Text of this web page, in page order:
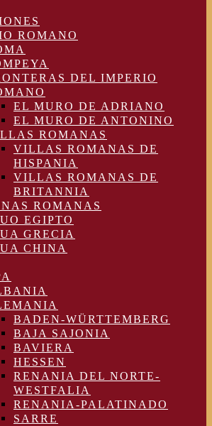
ROMANO
DEL IMPERIO
EL MURO DE ADRIANO
EL MURO DE ANTONINO
ROMANAS
VILLAS ROMANAS DE
HISPANIA
VILLAS ROMANAS DE
BRITANNIA
ROMANAS
EGIPTO
GRECIA
CHINA
BADEN-WÜRTTEMBERG
BAJA SAJONIA
BAVIERA
HESSEN
RENANIA DEL NORTE-
WESTFALIA
RENANIA-PALATINADO
SARRE